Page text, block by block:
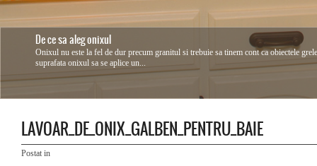
De ce sa aleg onixul
Onixul nu este la fel de dur precum granitul si trebuie sa tinem cont ca obiectele
suprafata onixul sa se aplice un...
LAVOAR_DE_ONIX_GALBEN_PENTRU_BAIE
Postat in